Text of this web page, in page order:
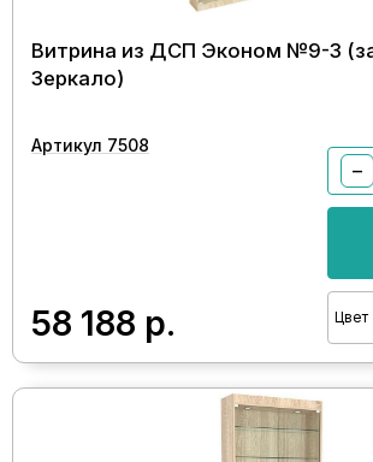
Витрина из ДСП Эконом №9-3
Зеркало)
Артикул 7508
58 188 р.
−
Цвет